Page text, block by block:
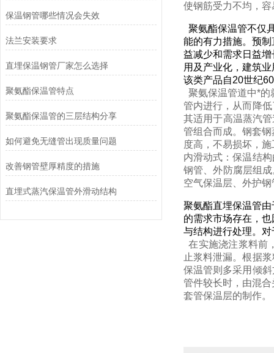
保温钢管哪些情况会失效
法兰安装要求
直埋保温钢管厂家怎么选择
聚氨酯保温管特点
聚氨酯保温管的三层结构分享
如何避免无缝管出现质量问题
改善钢管壁厚精度的措施
直埋式蒸汽保温管外滑动结构
使钢筋受力不均，容
聚氨酯保温管不仅
能的有力措施。预
益减少和需求日益
用及产业化，建筑
该类产品自20世纪
聚氨保温管道中*
管内进行，从而降
其适用于高温蒸汽
管组合而成。钢套
度高，不易损坏，
内滑动式：保温结
钢管、外防腐层组
空气保温层、外护
聚氨酯直埋保温管
的需求市场存在，
与结构进行处理。
在实施浇注浆料前
止浆料泄漏。根据
保温管则多采用倾
管件较长时，由混
套管保温层的制作。